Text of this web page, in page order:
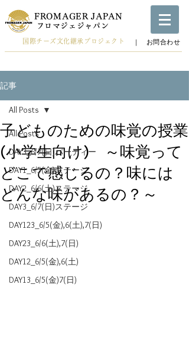
FROMAGER JAPAN
​フロマジェジャパン
国際チーズ文化継承プロジェクト ​｜ お問合わせ
記事
All Posts
DAY3_6/7(日)パーティー
DAY1_6/5(金)ステージ
DAY2_6/6(土)ステージ
DAY3_6/7(日)ステージ
DAY123_6/5(金),6(土),7(日)
DAY23_6/6(土),7(日)
DAY12_6/5(金),6(土)
DAY13_6/5(金)7(日)
All Posts
子どものための味覚の授業
(小学生向け) ～味覚って
どこで感じるの？味には
どんな味があるの？～